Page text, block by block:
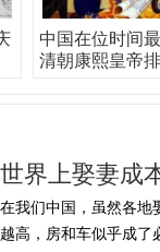
中国在位时间
清朝康熙皇帝
世界上娶妻成
在我们中国，虽然各地
越高，房和车似乎成了